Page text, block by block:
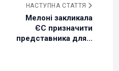
НАСТУПНА СТАТТЯ
Мелоні закликала
ЄС призначити
представника для...